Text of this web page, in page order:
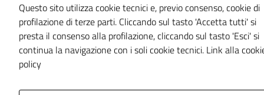
Questo sito utilizza cookie tecnici e, previo consenso, cookie di
profilazione di terze parti. Cliccando sul tasto 'Accetta tutti' si
presta il consenso alla profilazione, cliccando sul tasto 'Esci' si
continua la navigazione con i soli cookie tecnici. Link alla
policy